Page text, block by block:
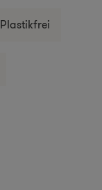
Plastikfrei